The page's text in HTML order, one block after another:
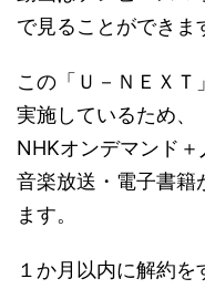
で見ることができま
この「Ｕ－ＮＥＸＴ
実施しているため、
NHKオンデマンド＋
音楽放送・電子書籍
ます。
１か月以内に解約を